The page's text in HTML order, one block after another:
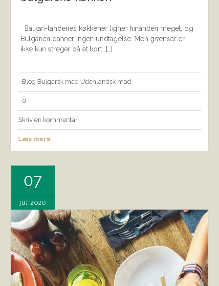
Balkan-landenes køkkener ligner hinanden meget, og
Bulgarien danner ingen undtagelse. Men grænser er
ikke kun streger på et kort, […]
Blog Bulgarsk mad Udenlandsk mad
0
Skriv en kommentar
Læs mere
07
jul, 2020